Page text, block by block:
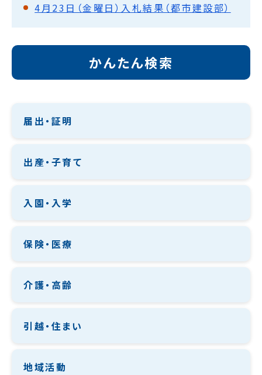
4月23日（金曜日）入札結果（都市建設部）
かんたん検索
届出・証明
出産・子育て
入園・入学
保険・医療
介護・高齢
引越・住まい
地域活動